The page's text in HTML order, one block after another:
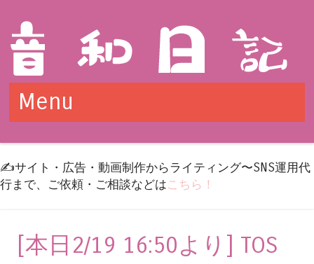
Menu
✍️サイト・広告・動画制作からライティング〜SNS運用代
行まで、ご依頼・ご相談などはこちら！
[本日2/19 16:50より] TOS